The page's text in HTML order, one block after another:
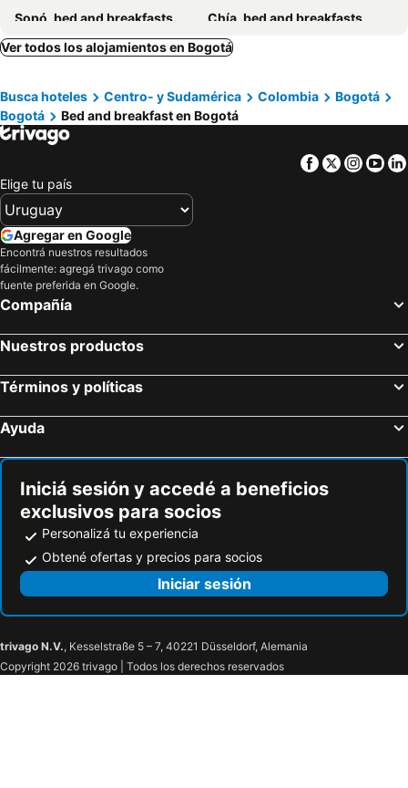
Sopó, bed and breakfasts
Chía, bed and breakfasts
Fusagasugá, bed and breakfasts
Guasca, bed and breakfasts
Tocancipá, bed and breakfasts
El Colegio, bed and breakfasts
Tabio, bed and breakfasts
Ver todos los alojamientos en Bogotá
Busca hoteles Centro- y Sudamérica Colombia
Bogotá
Bogotá
Bed and breakfast en Bogotá
Facebook
Twitter
Elige tu país
Agregar en Google
Encontrá nuestros resultados
fácilmente: agregá trivago como
fuente preferida en Google.
Compañía
Nuestros productos
Términos y políticas
Ayuda
Iniciá sesión y accedé a beneficios
exclusivos para socios
Personalizá tu experiencia
Obtené ofertas y precios para socios
Iniciar sesión
trivago N.V., Kesselstraße 5 – 7, 40221 Düsseldorf, Alemania
Copyright 2026 trivago | Todos los derechos reservados